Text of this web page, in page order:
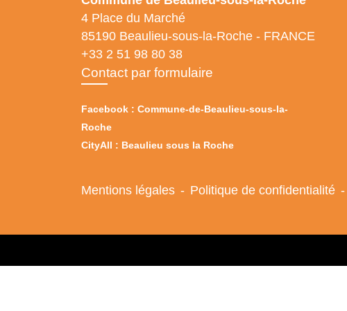
4 Place du Marché
85190 Beaulieu-sous-la-Roche - FRANCE
+33 2 51 98 80 38
Contact par formulaire
Facebook : Commune-de-Beaulieu-sous-la-
Roche
CityAll : Beaulieu sous la Roche
Mentions légales - Politique de confidentialité -